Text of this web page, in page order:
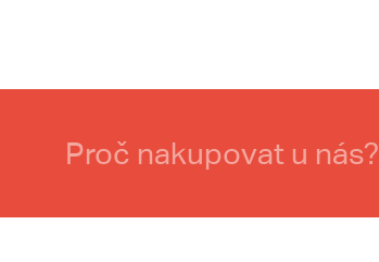
Proč nakupovat u nás?